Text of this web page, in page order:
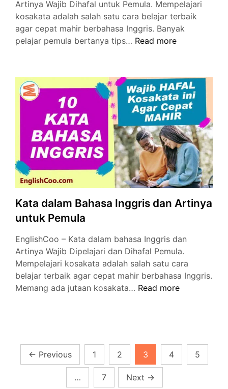
Artinya Wajib Dihafal untuk Pemula. Mempelajari
kosakata adalah salah satu cara belajar terbaik
agar cepat mahir berbahasa Inggris. Banyak
pelajar pemula bertanya tips… Kata
Inggris
dan
Artinya
Sehari
Hari
untuk
Pemula
Read more
Kata dalam Bahasa Inggris dan Artinya
untuk Pemula
EnglishCoo – Kata dalam bahasa Inggris dan
Artinya Wajib Dipelajari dan Dihafal Pemula.
Mempelajari kosakata adalah salah satu cara
belajar terbaik agar cepat mahir berbahasa Inggris.
Memang ada jutaan kosakata… Kata
Artinya
untuk
Pemula
Read more
Posts
navigation
← Previous 1 2 3 4 5
… 7 Next →